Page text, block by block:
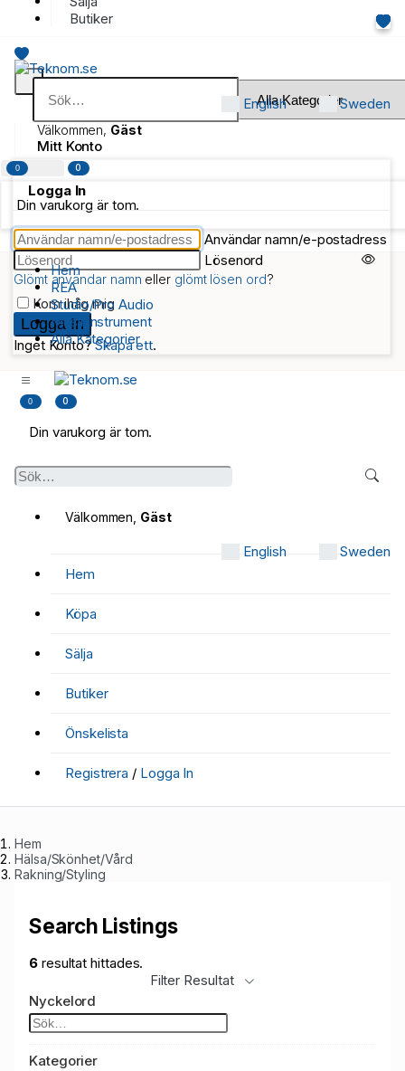
Butiker
English Sweden
Välkommen, Gäst
Mitt Konto
Logga In
Användar namn/e-postadress
Lösenord
Glömt användar namn eller glömt lösen ord?
Kom ihåg mig
Inget Konto?Skapa ett.
0 0
Din varukorg är tom.
Hem
REA
Studio/Pro Audio
Musikinstrument
Alla Kategorier
0 0
Din varukorg är tom.
Välkommen, Gäst
English
Sweden
Hem
Köpa
Sälja
Butiker
Önskelista
Registrera / Logga In
Hem
Hälsa/Skönhet/Vård
Rakning/Styling
Search Listings
6 resultat hittades.
Filter Resultat
Nyckelord
Kategorier